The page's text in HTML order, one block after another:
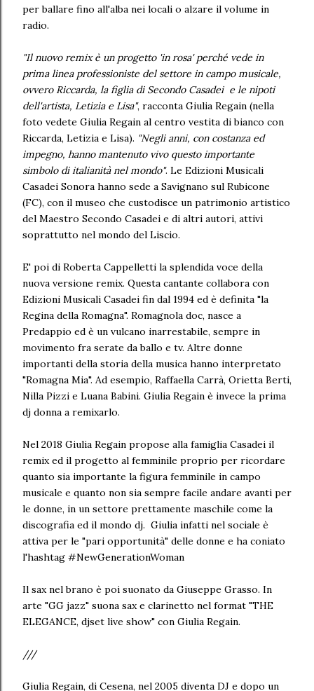
per ballare fino all'alba nei locali o alzare il volume in
radio.
"Il nuovo remix è un progetto 'in rosa' perché vede in
prima linea professioniste del settore in campo musicale,
ovvero Riccarda, la figlia di Secondo Casadei e le nipoti
dell'artista, Letizia e Lisa", racconta Giulia Regain (nella
foto vedete Giulia Regain al centro vestita di bianco con
Riccarda, Letizia e Lisa). "Negli anni, con costanza ed
impegno, hanno mantenuto vivo questo importante
simbolo di italianità nel mondo". Le Edizioni Musicali
Casadei Sonora hanno sede a Savignano sul Rubicone
(FC), con il museo che custodisce un patrimonio artistico
del Maestro Secondo Casadei e di altri autori, attivi
soprattutto nel mondo del Liscio.
E' poi di Roberta Cappelletti la splendida voce della
nuova versione remix. Questa cantante collabora con
Edizioni Musicali Casadei fin dal 1994 ed è definita "la
Regina della Romagna". Romagnola doc, nasce a
Predappio ed è un vulcano inarrestabile, sempre in
movimento fra serate da ballo e tv. Altre donne
importanti della storia della musica hanno interpretato
"Romagna Mia". Ad esempio, Raffaella Carrà, Orietta Berti,
Nilla Pizzi e Luana Babini. Giulia Regain è invece la prima
dj donna a remixarlo.
Nel 2018 Giulia Regain propose alla famiglia Casadei il
remix ed il progetto al femminile proprio per ricordare
quanto sia importante la figura femminile in campo
musicale e quanto non sia sempre facile andare avanti per
le donne, in un settore prettamente maschile come la
discografia ed il mondo dj. Giulia infatti nel sociale è
attiva per le "pari opportunità" delle donne e ha coniato
l'hashtag #NewGenerationWoman
Il sax nel brano è poi suonato da Giuseppe Grasso. In
arte "GG jazz" suona sax e clarinetto nel format "THE
ELEGANCE, djset live show" con Giulia Regain.
///
Giulia Regain, di Cesena, nel 2005 diventa DJ e dopo un